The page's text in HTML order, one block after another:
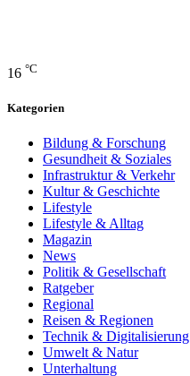
16 °C
Kategorien
Bildung & Forschung
Gesundheit & Soziales
Infrastruktur & Verkehr
Kultur & Geschichte
Lifestyle
Lifestyle & Alltag
Magazin
News
Politik & Gesellschaft
Ratgeber
Regional
Reisen & Regionen
Technik & Digitalisierung
Umwelt & Natur
Unterhaltung